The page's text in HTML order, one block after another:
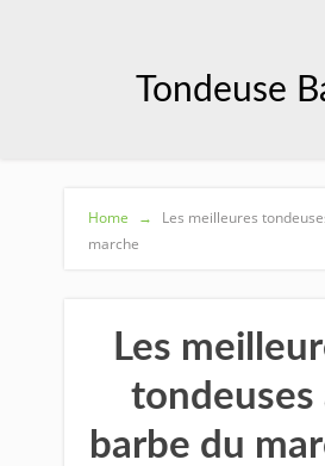
Tondeuse
Home →
Les meilleures
marche
Les
tondeuses
barbe du